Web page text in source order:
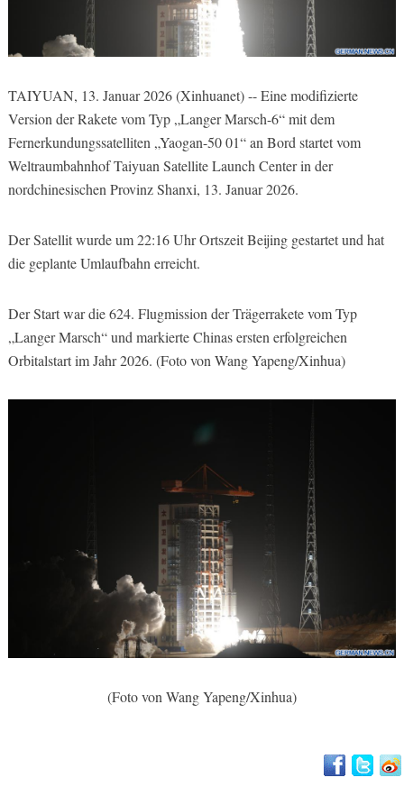
TAIYUAN, 13. Januar 2026 (Xinhuanet) -- Eine modifizierte
Version der Rakete vom Typ „Langer Marsch-6“ mit dem
Fernerkundungssatelliten „Yaogan-50 01“ an Bord startet vom
Weltraumbahnhof Taiyuan Satellite Launch Center in der
nordchinesischen Provinz Shanxi, 13. Januar 2026.
Der Satellit wurde um 22:16 Uhr Ortszeit Beijing gestartet und hat
die geplante Umlaufbahn erreicht.
Der Start war die 624. Flugmission der Trägerrakete vom Typ
„Langer Marsch“ und markierte Chinas ersten erfolgreichen
Orbitalstart im Jahr 2026. (Foto von Wang Yapeng/Xinhua)
(Foto von Wang Yapeng/Xinhua)